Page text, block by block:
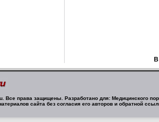
Все права защищены. Разработано для: Медицинского
сайта без согласия его авторов и обратной